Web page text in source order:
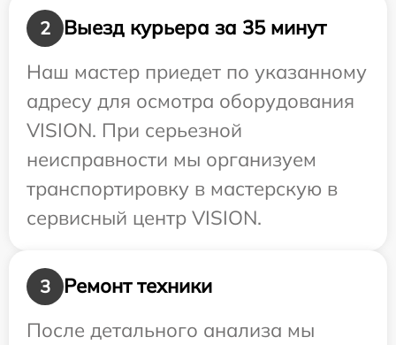
2
Выезд курьера за 35 минут
Наш мастер приедет по указанному
адресу для осмотра оборудования
VISION. При серьезной
неисправности мы организуем
транспортировку в мастерскую в
сервисный центр VISION.
3
Ремонт техники
После детального анализа мы